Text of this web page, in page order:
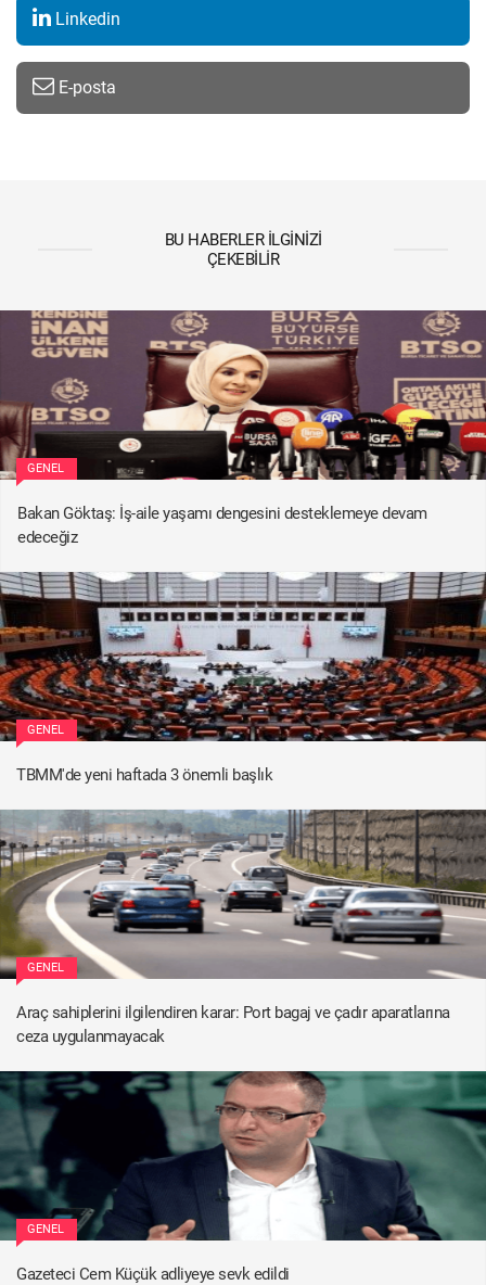
Linkedin
E-posta
BU HABERLER İLGINIZI
ÇEKEBILIR
GENEL
Bakan Göktaş: İş-aile yaşamı dengesini desteklemeye devam
edeceğiz
GENEL
TBMM'de yeni haftada 3 önemli başlık
GENEL
Araç sahiplerini ilgilendiren karar: Port bagaj ve çadır aparatlarına
ceza uygulanmayacak
GENEL
Gazeteci Cem Küçük adliyeye sevk edildi